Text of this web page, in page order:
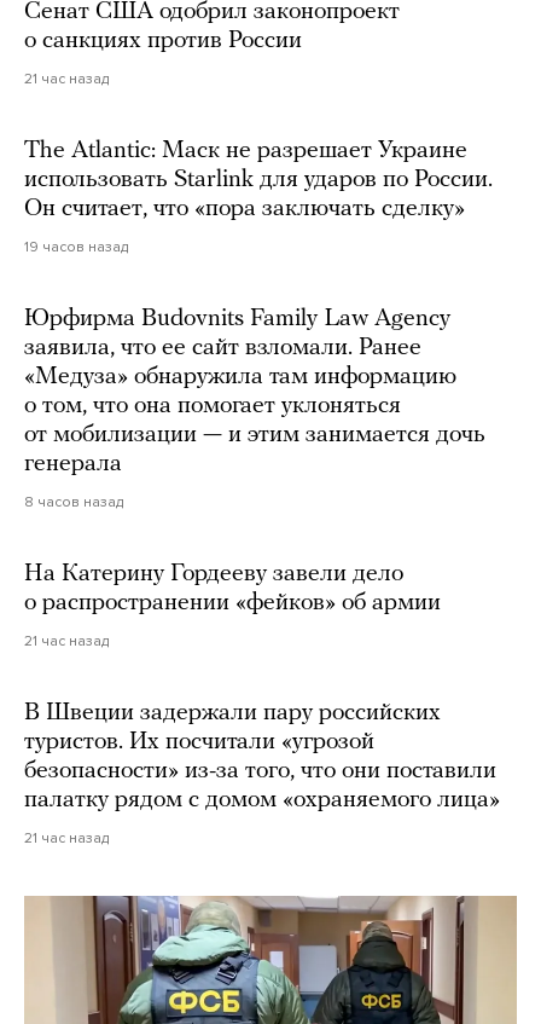
Сенат США одобрил законопроект
о санкциях против России
21 час назад
The Atlantic: Маск не разрешает Украине
использовать Starlink для ударов по России.
Он считает, что «пора заключать сделку»
19 часов назад
Юрфирма Budovnits Family Law Agency
заявила, что ее сайт взломали. Ранее
«Медуза» обнаружила там информацию
о том, что она помогает уклоняться
от мобилизации — и этим занимается дочь
генерала
8 часов назад
На Катерину Гордееву завели дело
о распространении «фейков» об армии
21 час назад
В Швеции задержали пару российских
туристов. Их посчитали «угрозой
безопасности» из-за того, что они поставили
палатку рядом с домом «охраняемого лица»
21 час назад